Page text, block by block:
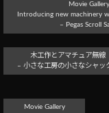
Movie Gallery
Introducing new machinery
– Pegas Scroll
木工作とアマチュア無線
– 小さな工房の小さなシャッ
Movie Gallery